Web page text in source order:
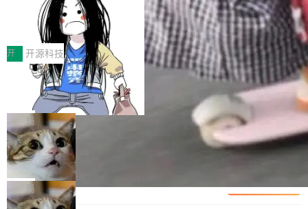
理两个方面，让用户的每一份算力都看得清、管
得住、用得稳、省得下、更安全！ 一、从现在开
始，Token使用一目...
作者）、Quoc Le（Google 大脑核心成员，Se
q2Seq 和 DocAI 的共同发明人）以及 Oriol Vin
yals（Gemini 联合负责人，AlphaSta...
耳科技研发的企业级终端编码智能体——一位全
中文驱动的数字员工，自主理解需求、规划步
骤、编写代码。不挑模型、不挑平台，curl 一行
装完即用。 开源地址：Gitee · GitCode · GitHu
b 安装 支持 Java 8+（8~26）、macOS / Linu
x / Windows / Harmony PC。 # macOS / Linu
x / Harmony PC curl -fsSL https://solon.noea
r.org/solon...
让“代码语义理解”深度释放AI Coding
价值潜能：华为云码道（CodeArts）
代码仓技术解析
一、代码仓深度理解技术的作用与价值 在软件工
程实践中，代码仓是企业核心知识资产的主要载
体。企业级代码仓库通常包含数十万乃至数百万
个文件，其规模远超单次模型调用可承载的上下
文窗口。随着项目规模的持续扩张与代码历史的
不断累积，代码仓中的模块关系、接口契约、业
务逻辑等关键信息往往分散于数十乃至数百个文
件之中，形成高度复杂的知识关联网络。传统的
代码检索手段（如关键词匹配、目录遍历）仅能
在语法层面完成文本定位，难以触及代码的语义
内涵与结构关联，导致开发者使用代码智能体在
开 开源科技
一条“删库”命令跑 17 小时，算法工程
师删光 89TB 数据只为干私活
最高人民检察院8月4日公布了一起案件：北京一
名90后算法工程师王某，为了给自己接的私活腾
服务器空间，删光了公司AI游戏部门的全部核心
数据。 王某2024年1月入职东城区某科技公司AI
短剧部门，有互联网大厂背景。在公司内部架构
调整期间，部门三次通知全员将数据从A集群迁
移到B集群，王某都回复了"收到"。 他没有迁移
局
Cloudflare 分享推理优化实践：KV ca
che 量化 + 权重压缩，吞吐量提升 4
1%，成本降 30%
Kimi 和 GLM 是当前最强的大模型系列之一，但
它们有一个共同的问题：太吃显存了。月之暗面
的 Kimi K 系列和智谱的 GLM 都是长上下文、M
局